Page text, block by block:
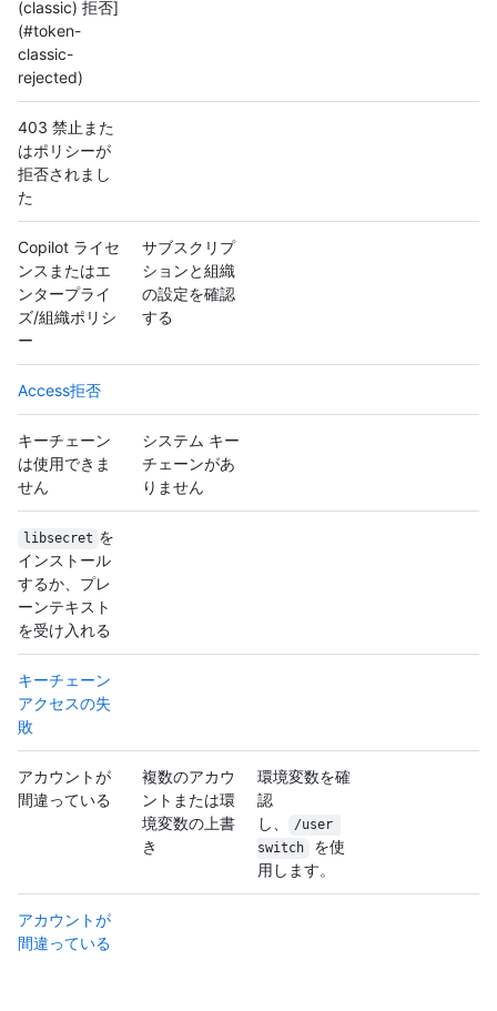
(classic) 拒否]
(#token-
classic-
rejected)
403 禁止また
はポリシーが
拒否されまし
た
Copilot ライセ
ンスまたはエ
ンタープライ
ズ/組織ポリシ
ー
サブスクリプ
ションと組織
の設定を確認
する
Access拒否
キーチェーン
は使用できま
せん
システム キー
チェーンがあ
りません
libsecret を
インストール
するか、プレ
ーンテキスト
を受け入れる
キーチェーン
アクセスの失
敗
アカウントが
間違っている
複数のアカウ
ントまたは環
境変数の上書
き
環境変数を確
認
し、
/user
switch
を使
用します。
アカウントが
間違っている